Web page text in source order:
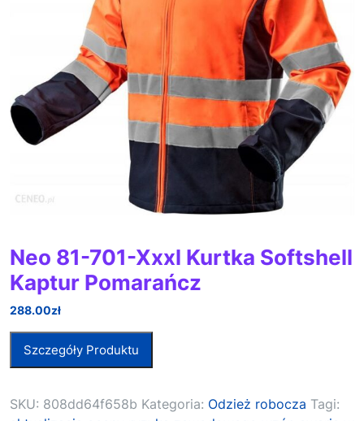
Neo 81-701-Xxxl Kurtka Softshell
Kaptur Pomarańcz
288.00zł
Szczegóły Produktu
SKU: 808dd64f658b Kategoria: Odzież robocza Tagi: